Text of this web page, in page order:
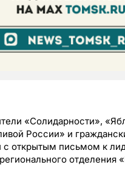
«Солидарности»,
России» и
с открытым письмом к
отделения